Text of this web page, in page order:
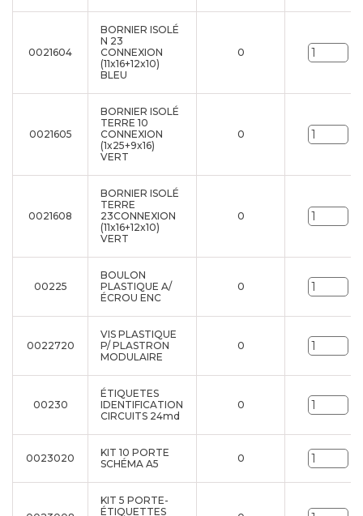
0021604
BORNIER ISOLÉ
N 23
CONNEXION
(11x16+12x10)
BLEU
0
0021605
BORNIER ISOLÉ
TERRE 10
CONNEXION
(1x25+9x16)
VERT
0
0021608
BORNIER ISOLÉ
TERRE
23CONNEXION
(11x16+12x10)
VERT
0
00225
BOULON
PLASTIQUE A/
ÉCROU ENC
0
0022720
VIS PLASTIQUE
P/ PLASTRON
MODULAIRE
0
00230
ÉTIQUETES
IDENTIFICATION
CIRCUITS 24md
0
0023020
KIT 10 PORTE
SCHÉMA A5
0
KIT 5 PORTE-
ÉTIQUETTES